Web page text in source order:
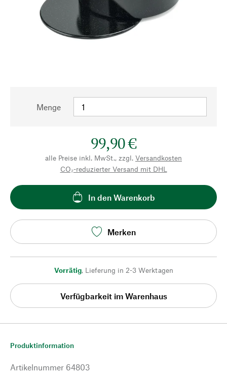
Menge
99,90 €
alle Preise inkl. MwSt., zzgl. Versandkosten
CO₂-reduzierter Versand mit DHL
In den Warenkorb
Merken
Vorrätig, Lieferung in 2-3 Werktagen
Verfügbarkeit im Warenhaus
Produktinformation
Artikelnummer 64803